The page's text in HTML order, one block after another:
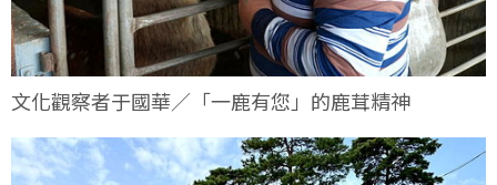
文化觀察者于國華／「一鹿有您」的鹿茸精神